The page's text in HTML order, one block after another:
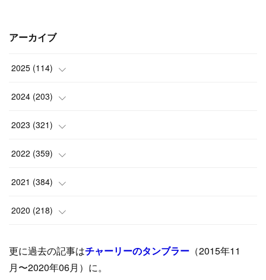
アーカイブ
2025 (114)
(1)
(8)
(6)
(9 )
( 5 )
( 15
2024 (203)
(24)
(10)
(18)
(17)
)
2023 (321)
(25)
(17)
(35)
(33 )
2022 (359)
(42)
(37)
(31)
2021 (384)
(9)
(39)
2020 (218)
(24)
更に過去の記事はチャーリーのタンブラー （2015年11
月〜2020年06月）に。